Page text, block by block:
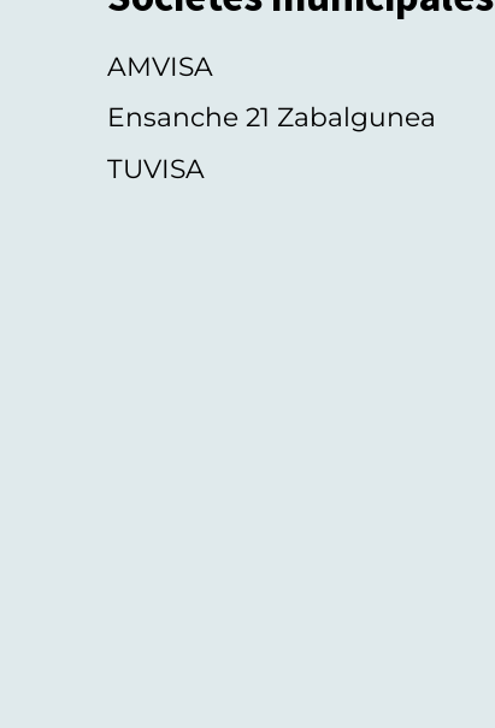
AMVISA
Ensanche 21 Zabalgunea
TUVISA